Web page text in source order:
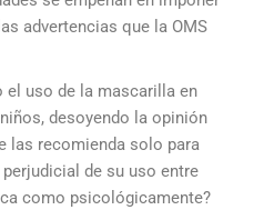
advertencias que la OMS
el uso de la mascarilla en
desoyendo la opinión
las recomienda solo para
de su uso entre
como psicológicamente?